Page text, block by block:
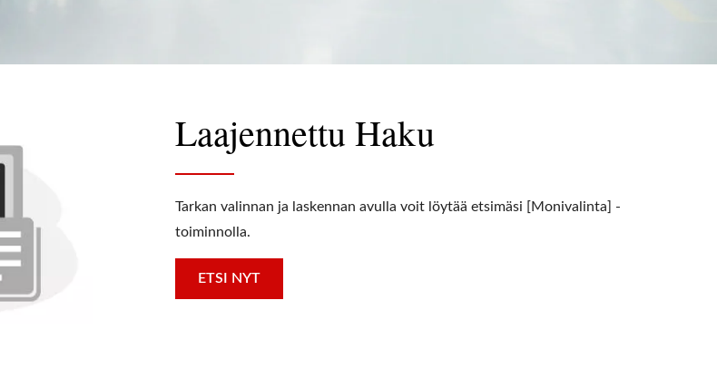
Laajennettu Haku
Tarkan valinnan ja laskennan avulla voit löytää etsimäsi [Monivalinta] -
toiminnolla.
ETSI NYT